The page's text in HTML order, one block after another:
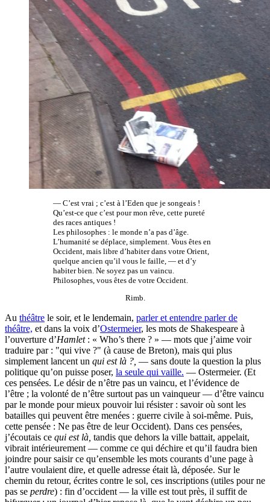
— C’est vrai ; c’est à l’Eden que je songeais !
Qu’est-ce que c’est pour mon rêve, cette pureté
des races antiques !
Les philosophes : le monde n’a pas d’âge.
L’humanité se déplace, simplement. Vous êtes en
Occident, mais libre d’habiter dans votre Orient,
quelque ancien qu’il vous le faille, — et d’y
habiter bien. Ne soyez pas un vaincu.
Philosophes, vous êtes de votre Occident.
Rimb.
Au théâtre le soir, et le lendemain, parler et entendre parler de
théâtre, et dans la voix d’Ostermeier, les mots de Shakespeare à
l’ouverture d’Hamlet: « Who’s there ? » — mots que j’aime voir
traduire par : "qui vive ?" (à cause de Breton), mais qui plus
simplement lancent un qui est là ?, — sans doute la question la plus
politique qu’on puisse poser, la seule qui vaille. — Ostermeier. (Et
ces pensées. Le désir de n’être pas un vaincu, et l’évidence de
l’être ; la volonté de n’être surtout pas un vainqueur — d’être vaincu
par le monde pour mieux pouvoir lui résister : savoir où sont les
batailles qui peuvent être menées : guerre civile à soi-même. Puis,
cette pensée : Ne pas être de leur Occident). Dans ces pensées,
j’écoutais ce qui est là, tandis que dehors la ville battait, appelait,
vibrait intérieurement — comme ce qui déchire et qu’il faudra bien
joindre pour saisir ce qu’ensemble les mots courants d’une page à
l’autre voulaient dire, et quelle adresse était là, déposée. Sur le
chemin du retour, écrites contre le sol, ces inscriptions (utiles pour ne
pas se perdre) : fin d’occident — la ville est tout près, il suffit de